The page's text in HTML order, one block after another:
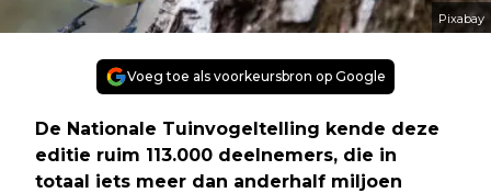
Pixabay
Voeg toe als voorkeursbron op Google
De Nationale Tuinvogeltelling kende deze
editie ruim 113.000 deelnemers, die in
totaal iets meer dan anderhalf miljoen